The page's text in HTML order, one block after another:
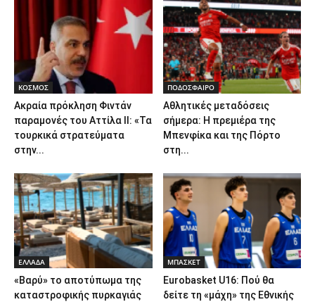
ΚΟΣΜΟΣ
Ακραία πρόκληση Φιντάν
παραμονές του Αττίλα ΙΙ: «Τα
τουρκικά στρατεύματα
στην...
ΠΟΔΟΣΦΑΙΡΟ
Αθλητικές μεταδόσεις
σήμερα: Η πρεμιέρα της
Μπενφίκα και της Πόρτο
στη...
ΕΛΛΑΔΑ
«Βαρύ» το αποτύπωμα της
καταστροφικής πυρκαγιάς
ΜΠΑΣΚΕΤ
Eurobasket U16: Πού θα
δείτε τη «μάχη» της Εθνικής